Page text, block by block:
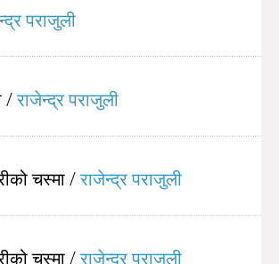
पराजुली
/राजेन्द्र पराजुली
चस्मा/राजेन्द्र पराजुली
चस्मा/राजेन्द्र पराजुली